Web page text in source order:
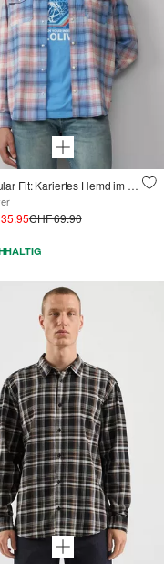
Regular Fit: Kariertes Hemd im Western-Style
CHF 69.90